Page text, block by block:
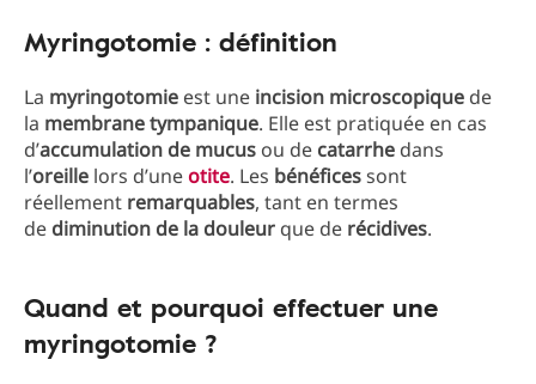
Myringotomie : définition
La myringotomie est une incision microscopique de
la membrane tympanique. Elle est pratiquée en cas
d’accumulation de mucus ou de catarrhe dans
l’oreille lors d’uneotite. Les bénéficessont
réellement remarquables, tant en termes
de diminution de la douleur que de récidives.
Quand et pourquoi effectuer une
myringotomie ?